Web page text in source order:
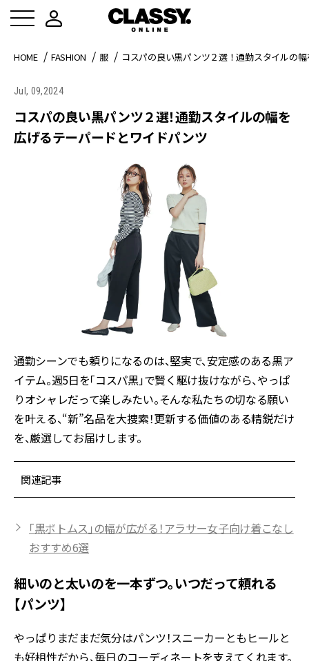
HOME FASHION 服 コスパの良い黒パンツ２選！通勤スタイルの
Jul, 09,2024
コスパの良い黒パンツ２選！通勤スタイルの幅を
広げるテーパードとワイドパンツ
通勤シーンでも頼りになるのは、堅実で、安定感のある黒ア
イテム。週5日を「コスパ黒」で賢く駆け抜けながら、やっぱ
りオシャレだって楽しみたい。そんな私たちの切なる願い
を叶える、“新”名品を大捜索！更新する価値のある精鋭だけ
を、厳選してお届けします。
関連記事
「黒ボトムス」の幅が広がる！アラサー女子向け着こなし
おすすめ6選
細いのと太いのを一本ずつ。いつだって頼れる
【パンツ】
やっぱりまだまだ気分はパンツ！スニーカーともヒールと
も好相性だから、毎日のコーディネートを支えてくれます。